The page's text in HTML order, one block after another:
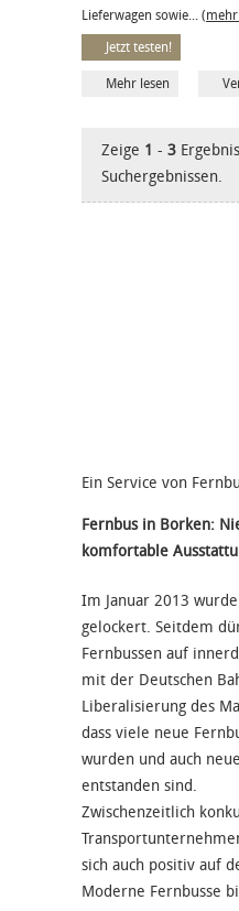
Lieferwagen sowie... (mehr
Jetzt testen!
Mehr lesen
Zeige 1 - 3
Suchergebnissen.
Ein Service von
Fernbus in Borken:
komfortable
Im Januar 2013
gelockert. Seitdem
Fernbussen auf
mit der Deutschen
Liberalisierung des
dass viele neue
wurden und auch
entstanden sind.
Zwischenzeitlich
sich auch positiv auf
Moderne Fernbusse